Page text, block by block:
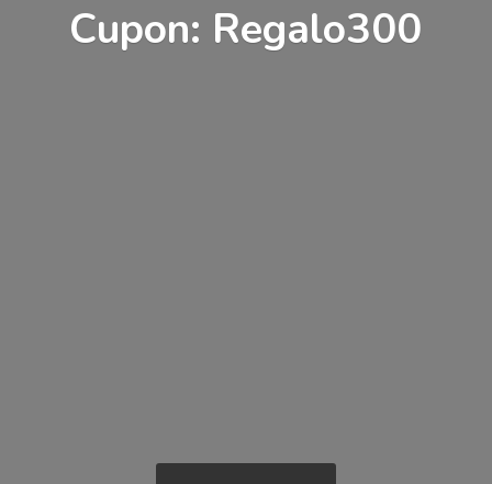
Cupon: Regalo300